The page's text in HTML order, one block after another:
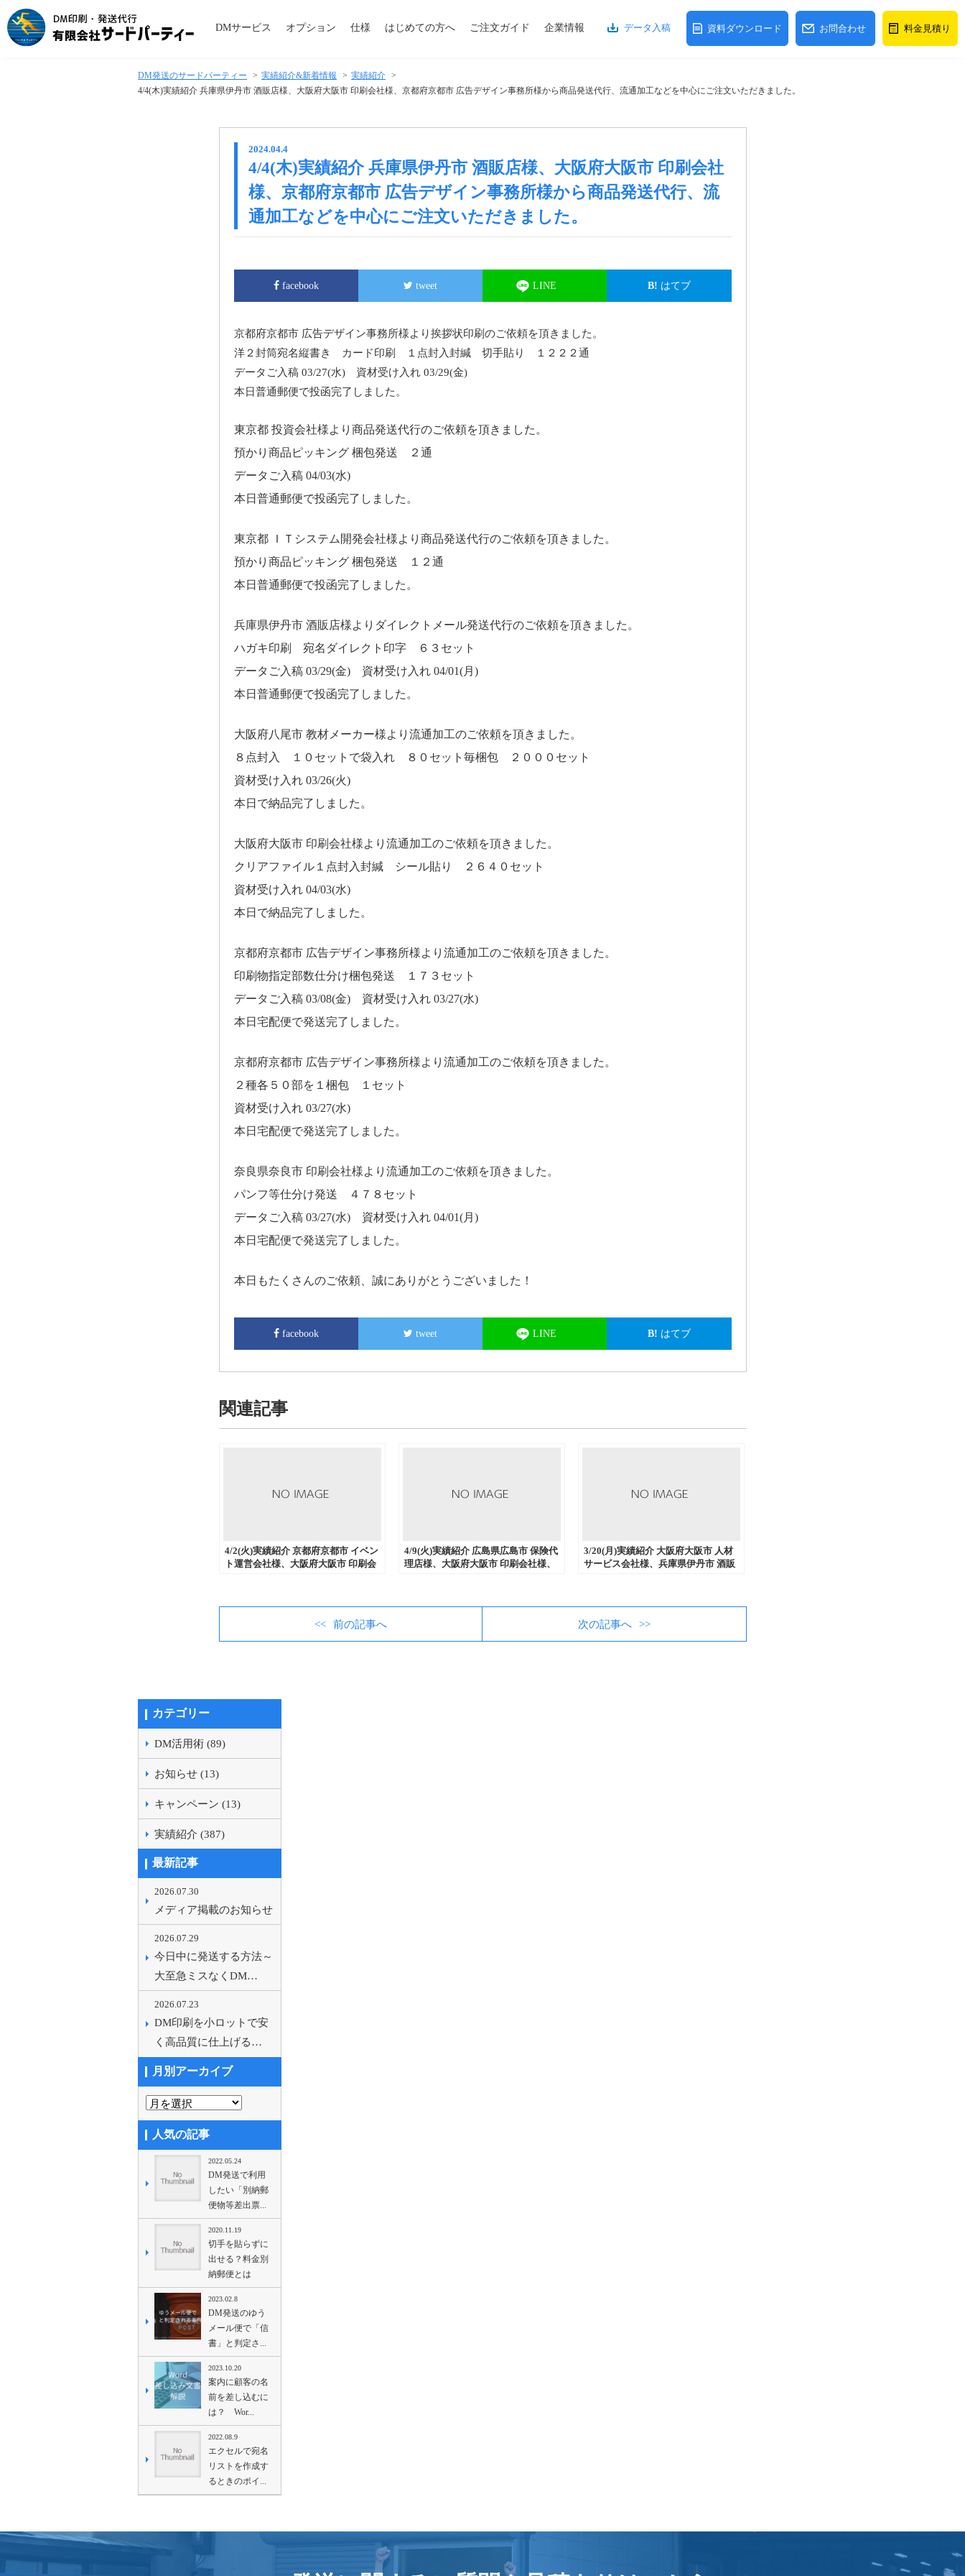
DMサービス オプション 仕様 はじめての方へ ご注文ガイド 企業情報 データ入稿 資料ダウンロード お問合わせ 料金見積り
DM発送のサードパーティー > 実績紹介&新着情報 > 実績紹介 >
4/4(木)実績紹介 兵庫県伊丹市 酒販店様、大阪府大阪市 印刷会社様、京都府京都市 広告デザイン事務所様から商品発送代行、流通加工などを中心にご注文いただきました。
2024.04.4
4/4(木)実績紹介 兵庫県伊丹市 酒販店様、大阪府大阪市 印刷会社
様、京都府京都市 広告デザイン事務所様から商品発送代行、流
通加工などを中心にご注文いただきました。
facebook tweet LINE はてブ
京都府京都市 広告デザイン事務所様より挨拶状印刷のご依頼を頂きました。
洋２封筒宛名縦書き カード印刷 １点封入封緘 切手貼り １２２２通
データご入稿 03/27(水) 資材受け入れ 03/29(金)
本日普通郵便で投函完了しました。
東京都 投資会社様より商品発送代行のご依頼を頂きました。
預かり商品ピッキング 梱包発送 ２通
データご入稿 04/03(水)
本日普通郵便で投函完了しました。
東京都 ＩＴシステム開発会社様より商品発送代行のご依頼を頂きました。
預かり商品ピッキング 梱包発送 １２通
本日普通郵便で投函完了しました。
兵庫県伊丹市 酒販店様よりダイレクトメール発送代行のご依頼を頂きました。
ハガキ印刷 宛名ダイレクト印字 ６３セット
データご入稿 03/29(金) 資材受け入れ 04/01(月)
本日普通郵便で投函完了しました。
大阪府八尾市 教材メーカー様より流通加工のご依頼を頂きました。
８点封入 １０セットで袋入れ ８０セット毎梱包 ２０００セット
資材受け入れ 03/26(火)
本日で納品完了しました。
大阪府大阪市 印刷会社様より流通加工のご依頼を頂きました。
クリアファイル１点封入封緘 シール貼り ２６４０セット
資材受け入れ 04/03(水)
本日で納品完了しました。
京都府京都市 広告デザイン事務所様より流通加工のご依頼を頂きました。
印刷物指定部数仕分け梱包発送 １７３セット
データご入稿 03/08(金) 資材受け入れ 03/27(水)
本日宅配便で発送完了しました。
京都府京都市 広告デザイン事務所様より流通加工のご依頼を頂きました。
２種各５０部を１梱包 １セット
資材受け入れ 03/27(水)
本日宅配便で発送完了しました。
奈良県奈良市 印刷会社様より流通加工のご依頼を頂きました。
パンフ等仕分け発送 ４７８セット
データご入稿 03/27(水) 資材受け入れ 04/01(月)
本日宅配便で発送完了しました。
本日もたくさんのご依頼、誠にありがとうございました！
facebook tweet LINE はてブ
関連記事
4/2(火)実績紹介 京都府京都市 イベン
ト運営会社様、大阪府大阪市 印刷会
4/9(火)実績紹介 広島県広島市 保険代
理店様、大阪府大阪市 印刷会社様、
3/20(月)実績紹介 大阪府大阪市 人材
サービス会社様、兵庫県伊丹市 酒販
前の記事へ 次の記事へ
カテゴリー
DM活用術 (89)
お知らせ (13)
キャンペーン (13)
実績紹介 (387)
最新記事
2026.07.30
メディア掲載のお知らせ
2026.07.29
今日中に発送する方法～
大至急ミスなくDM…
2026.07.23
DM印刷を小ロットで安
く高品質に仕上げる…
月別アーカイブ
人気の記事
2022.05.24
DM発送で利用
したい「別納郵
便物等差出票...
2020.11.19
切手を貼らずに
出せる？料金別
納郵便とは
2023.02.8
DM発送のゆう
メール便で「信
書」と判定さ...
2023.10.20
案内に顧客の名
前を差し込むに
は？ Wor...
2022.08.9
エクセルで宛名
リストを作成す
るときのポイ...